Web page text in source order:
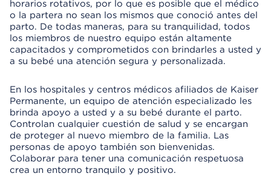
horarios rotativos, por lo que es posible que el médico
o la partera no sean los mismos que conoció antes del
parto. De todas maneras, para su tranquilidad, todos
los miembros de nuestro equipo están altamente
capacitados y comprometidos con brindarles a usted y
a su bebé una atención segura y personalizada.
En los hospitales y centros médicos afiliados de Kaiser
Permanente, un equipo de atención especializado les
brinda apoyo a usted y a su bebé durante el parto.
Controlan cualquier cuestión de salud y se encargan
de proteger al nuevo miembro de la familia. Las
personas de apoyo también son bienvenidas.
Colaborar para tener una comunicación respetuosa
crea un entorno tranquilo y positivo.